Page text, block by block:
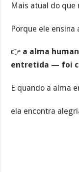
Mais atual do
Porque ele ensina
👉 a alma
entretida — foi
E quando a alma
ela encontra